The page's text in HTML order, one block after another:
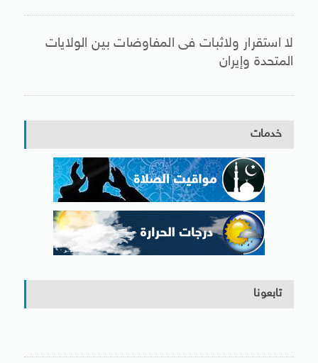
لا استقرار ولاثبات فى المفاوضات بين الولايات
المتحدة وإيران
خدمات
تابعونا